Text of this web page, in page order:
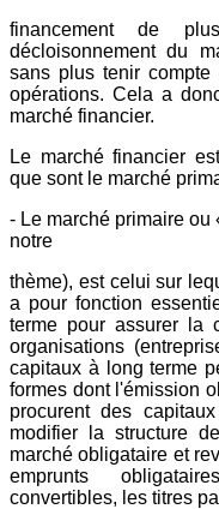
financement de
décloisonnement du
sans plus tenir
opérations. Cela a
marché financier.
Le marché financier
que sont le marché
- Le marché primaire ou
notre
thème), est celui sur
a pour fonction
terme pour assurer la
organisations
capitaux à long terme
formes dont l'émission
procurent des
modifier la structure
marché obligataire et
emprunts
convertibles, les titres